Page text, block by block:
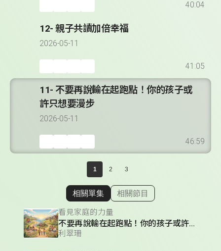
40:04
12- 親子共讀加倍幸福
2026-05-11
41:05
11- 不要再說輸在起跑點！你的孩子或
許只想要漫步
2026-05-11
46:59
1 2 3
顯示相關單集
相關單集 相關節目
看見家庭的力量
不要再說輸在起跑點！你的孩子或許只想要漫步
利翠珊